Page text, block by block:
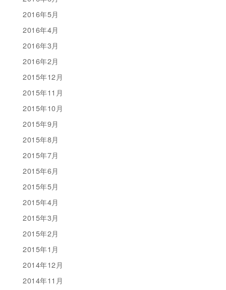
2016年5月
2016年4月
2016年3月
2016年2月
2015年12月
2015年11月
2015年10月
2015年9月
2015年8月
2015年7月
2015年6月
2015年5月
2015年4月
2015年3月
2015年2月
2015年1月
2014年12月
2014年11月